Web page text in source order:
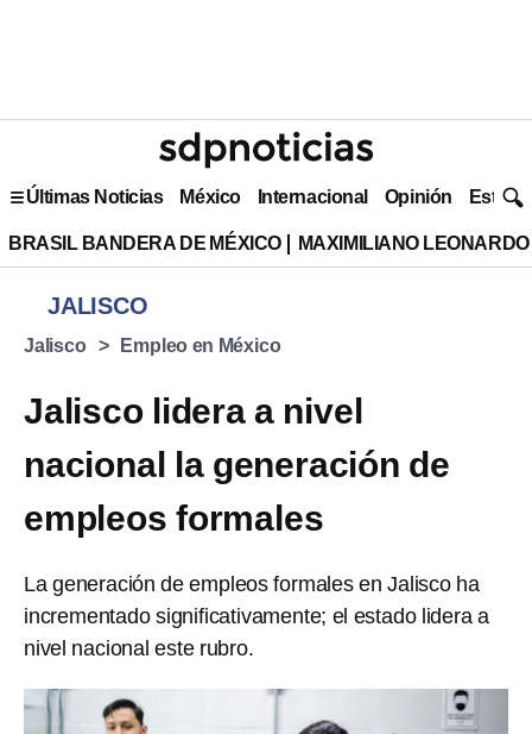
Últimas Noticias México Internacional Opinión Estilo
BRASIL BANDERA DE MÉXICO MAXIMILIANO
JALISCO
Jalisco Empleo en México
Jalisco lidera a nivel
nacional la generación de
empleos formales
La generación de empleos formales en Jalisco ha
incrementado significativamente; el estado lidera a
nivel nacional este rubro.